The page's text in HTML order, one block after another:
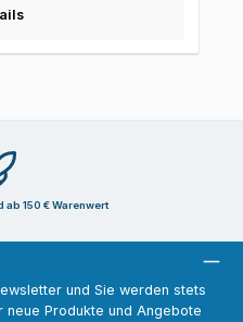
150 € Warenwert
und Sie werden stets
neue Produkte und Angebote